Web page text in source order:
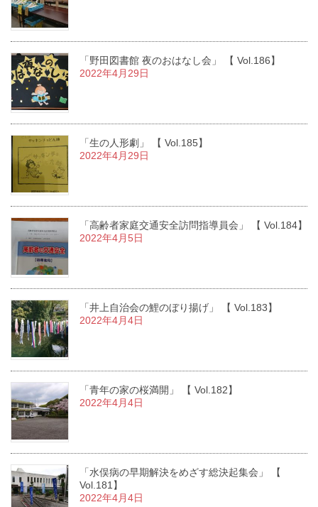
「野田図書館 夜のおはなし会」 【 Vol.186】
2022年4月29日
「生の人形劇」 【 Vol.185】
2022年4月29日
「高齢者家庭交通安全訪問指導員会」 【 Vol.184】
2022年4月5日
「井上自治会の鯉のぼり揚げ」 【 Vol.183】
2022年4月4日
「青年の家の桜満開」 【 Vol.182】
2022年4月4日
「水俣病の早期解決をめざす総決起集会」 【
Vol.181】
2022年4月4日